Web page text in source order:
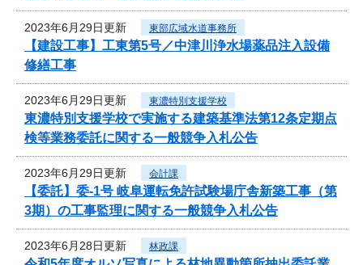
2023年6月29日更新 東部広域水道事務所
【建設工事】工東第5号／中津川浄水場薬品注入設備
修繕工事
2023年6月29日更新 東濃特別支援学校
東濃特別支援学校で実施する建築基準法第12条定期点
検等業務委託に関する一般競争入札公告
2023年6月29日更新 会計課
【委託】委-1号 岐阜運転免許試験場庁舎新築工事（第
3期）の工事監理に関する一般競争入札公告
2023年6月28日更新 林政課